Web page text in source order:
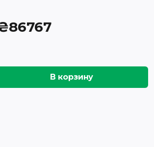
86767
В корзину